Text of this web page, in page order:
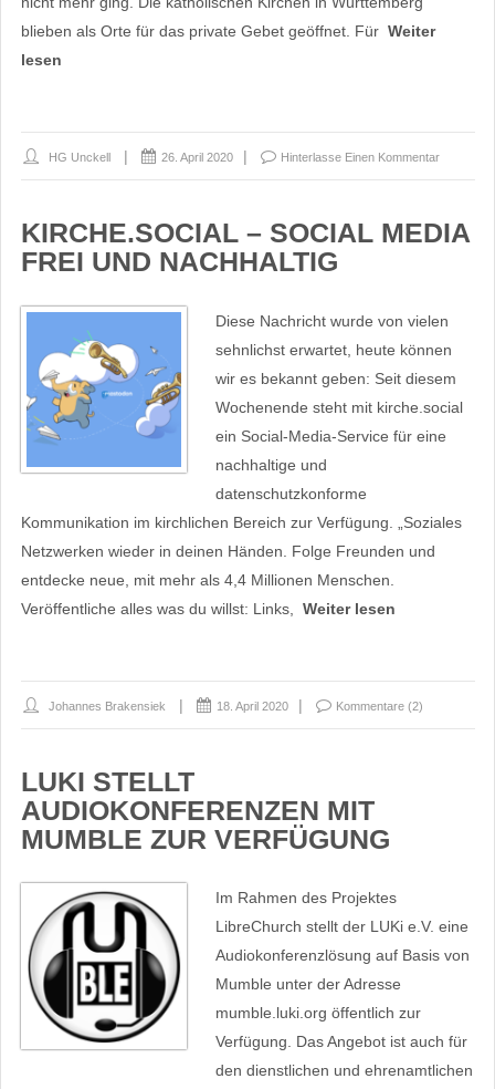
blieben als Orte für das private Gebet geöffnet. Für Weiter
lesen
HG Unckell 26. April 2020 Hinterlasse Einen Kommentar
KIRCHE.SOCIAL – SOCIAL MEDIA
FREI UND NACHHALTIG
Diese Nachricht wurde von vielen
sehnlichst erwartet, heute können
wir es bekannt geben: Seit diesem
Wochenende steht mit kirche.social
ein Social-Media-Service für eine
nachhaltige und
datenschutzkonforme
Kommunikation im kirchlichen Bereich zur Verfügung. „Soziales
Netzwerken wieder in deinen Händen. Folge Freunden und
entdecke neue, mit mehr als 4,4 Millionen Menschen.
Veröffentliche alles was du willst: Links,
Weiter lesen
Johannes Brakensiek 18. April 2020 Kommentare (2)
LUKI STELLT
AUDIOKONFERENZEN MIT
MUMBLE ZUR VERFÜGUNG
Im Rahmen des Projektes
LibreChurch stellt der LUKi e.V. eine
Audiokonferenzlösung auf Basis von
Mumble unter der Adresse
mumble.luki.org öffentlich zur
Verfügung. Das Angebot ist auch für
den dienstlichen und ehrenamtlichen